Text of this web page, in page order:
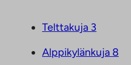
Telttakuja 3
Alppikylänkuja 8